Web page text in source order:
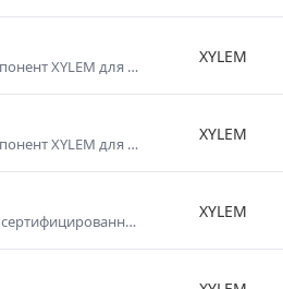
V57809 — промышленный компонент XYLEM для систем автоматизации. Высокая надежность, промышленное исполнение, стойкость к нагрузкам и температурным воздействиям. Применяется в производственных линиях, системах управления технологическими процессами, контрольно-измерительном оборудовании. Сертифицировано для промышленного применения.
XYLEM
V57801 — промышленный компонент XYLEM для систем автоматизации. Высокая надежность, промышленное исполнение, стойкость к нагрузкам и температурным воздействиям. Применяется в производственных линиях, системах управления технологическими процессами, контрольно-измерительном оборудовании. Сертифицировано для промышленного применения.
XYLEM
Компонент V57757 от XYLEM — сертифицированное изделие для промышленного применения. Высокие технические характеристики, устойчивость к внешним воздействиям, надежность в эксплуатации. Применяется в автоматизированных системах, электротехнических установках, измерительных приборах. Соответствует требованиям промышленной безопасности.
XYLEM